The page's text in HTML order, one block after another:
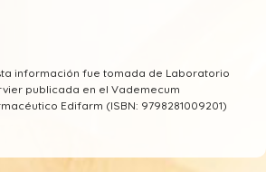
información fue tomada de Laboratorio
publicada en el Vademecum
Edifarm (ISBN: 9798281009201)